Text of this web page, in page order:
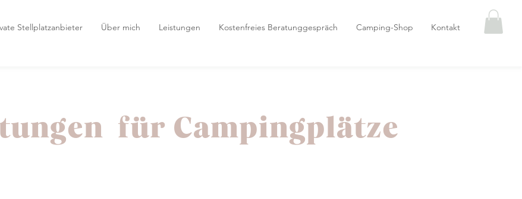
Stellplatzanbieter Über mich Leistungen Kostenfreies Beratunggespräch Camping-Shop Kontakt
für Campingplätze